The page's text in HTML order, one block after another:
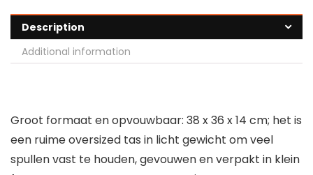
Description
Additional information
Groot formaat en opvouwbaar: 38 x 36 x 14 cm; het is
een ruime oversized tas in licht gewicht om veel
spullen vast te houden, gevouwen en verpakt in klein